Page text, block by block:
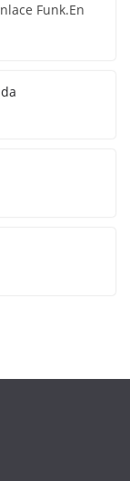
Funk.En